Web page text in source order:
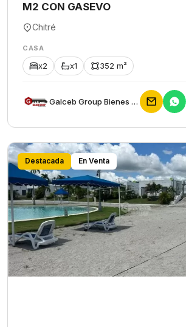
M2 CON GASEVO
Chitré
CASA
x2 x1 352 m²
Galceb Group Bienes Raices
Destacada En Venta